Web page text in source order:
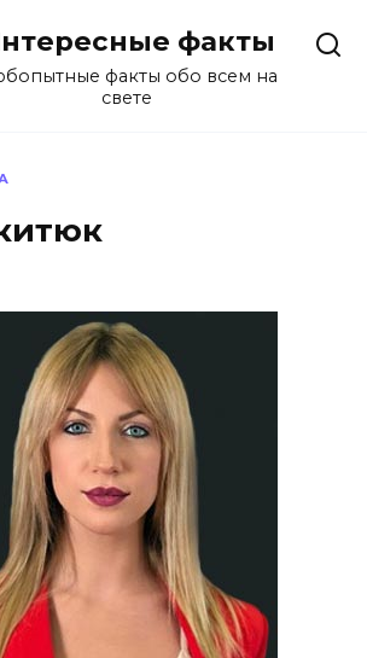
факты
факты обо всем на
свете